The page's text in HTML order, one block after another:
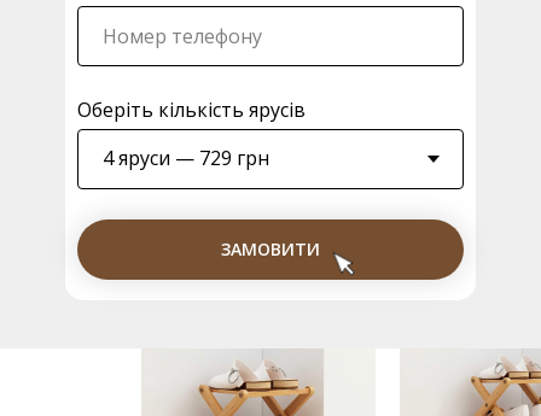
Оберіть кількість ярусів
ЗАМОВИТИ